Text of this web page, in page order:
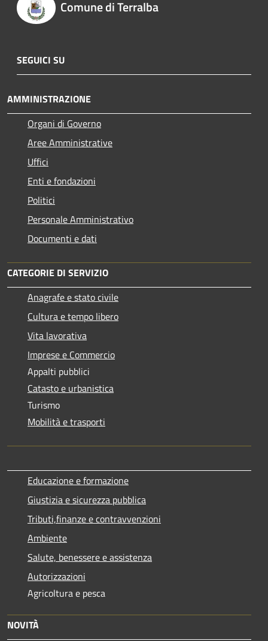
Comune di Terralba
SEGUICI SU
AMMINISTRAZIONE
Organi di Governo
Aree Amministrative
Uffici
Enti e fondazioni
Politici
Personale Amministrativo
Documenti e dati
CATEGORIE DI SERVIZIO
Anagrafe e stato civile
Cultura e tempo libero
Vita lavorativa
Imprese e Commercio
Appalti pubblici
Catasto e urbanistica
Turismo
Mobilità e trasporti
Educazione e formazione
Giustizia e sicurezza pubblica
Tributi,finanze e contravvenzioni
Ambiente
Salute, benessere e assistenza
Autorizzazioni
Agricoltura e pesca
NOVITÀ